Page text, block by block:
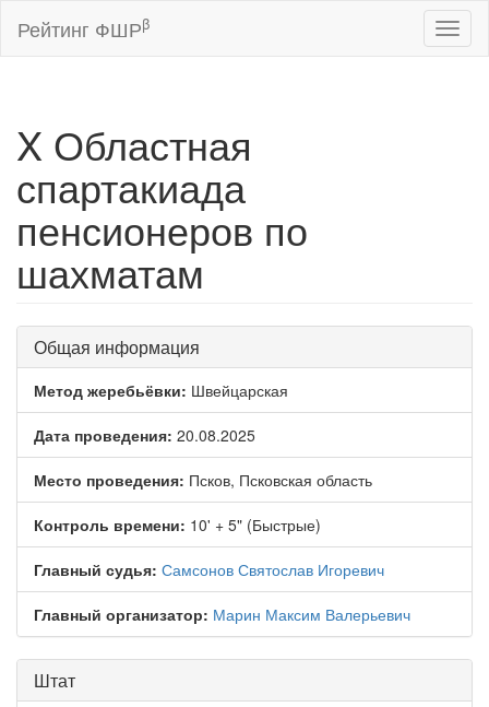
Рейтинг ФШРβ
X Областная
спартакиада
пенсионеров по
шахматам
Общая информация
Метод жеребьёвки: Швейцарская
Дата проведения: 20.08.2025
Место проведения: Псков, Псковская область
Контроль времени: 10' + 5" (Быстрые)
Главный судья: Самсонов Святослав Игоревич
Главный организатор: Марин Максим Валерьевич
Штат